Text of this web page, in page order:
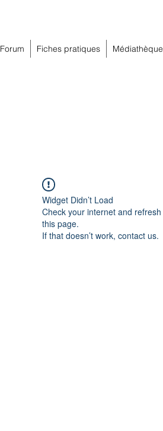
Forum Fiches pratiques Médiathèque
Widget Didn’t Load
Check your internet and refresh
this page.
If that doesn’t work, contact us.